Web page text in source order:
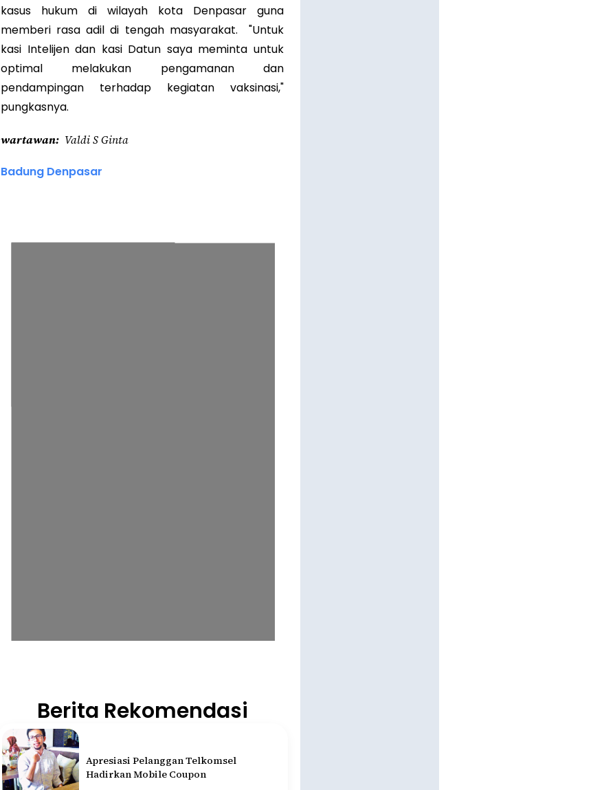
kasus hukum di wilayah kota Denpasar guna
memberi rasa adil di tengah masyarakat. "Untuk
kasi Intelijen dan kasi Datun saya meminta untuk
optimal melakukan pengamanan dan
pendampingan terhadap kegiatan vaksinasi,"
pungkasnya.
wartawan Valdi S Ginta
Badung Denpasar
Berita Rekomendasi
Apresiasi Pelanggan Telkomsel
Hadirkan Mobile Coupon